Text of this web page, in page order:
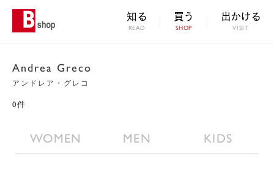
知る
READ
買う
SHOP
出かける
VISIT
Andrea Greco
アンドレア・グレコ
0件
WOMEN MEN KIDS